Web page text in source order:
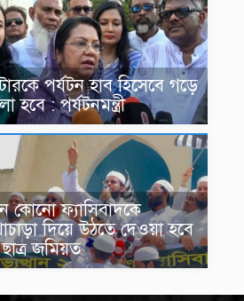
পর্যটন হাব হিসেবে গড়ে
হবে : পর্যটনমন্ত্রী
কোনো ফ্যাসিবাদকে
দিয়ে উঠতে দেওয়া হবে
জমিয়ত